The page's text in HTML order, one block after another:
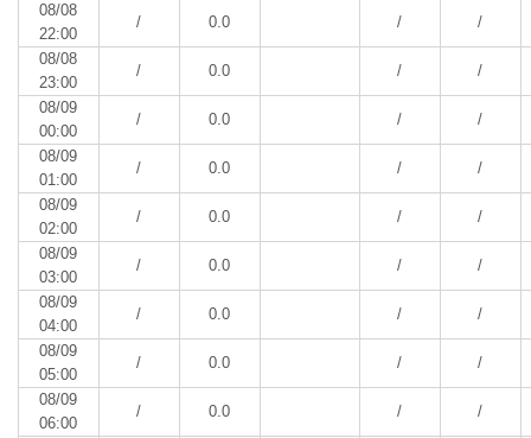
08/08
22:00
/ 0.0 / /
08/08
23:00
/ 0.0 / /
08/09
00:00
/ 0.0 / /
08/09
01:00
/ 0.0 / /
08/09
02:00
/ 0.0 / /
08/09
03:00
/ 0.0 / /
08/09
04:00
/ 0.0 / /
08/09
05:00
/ 0.0 / /
08/09
06:00
/ 0.0 / /